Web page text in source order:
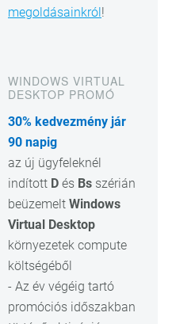
megoldásainkról!
WINDOWS VIRTUAL
DESKTOP PROMÓ
30% kedvezmény jár
90 napig
az új ügyfeleknél
indított D és Bs szérián
beüzemelt Windows
Virtual Desktop
környezetek compute
költségéből
- Az év végéig tartó
promóciós időszakban